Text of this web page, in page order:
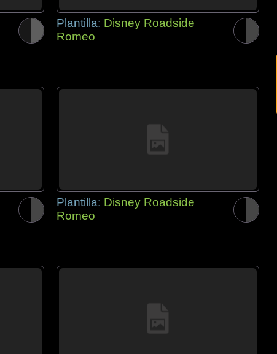
Plantilla: Disney Roadside
Romeo
Plantilla: Disney Roadside
Romeo